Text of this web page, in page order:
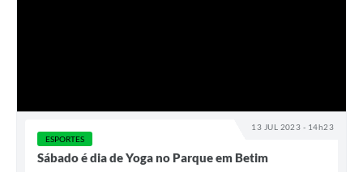
13 JUL 2023 - 14h23
ESPORTES
Sábado é dia de Yoga no Parque em Betim